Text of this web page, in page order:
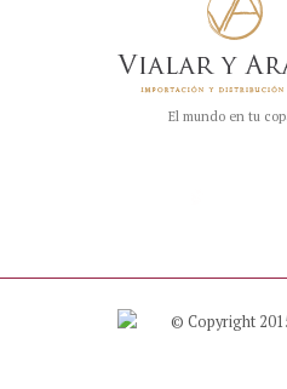
El mundo en tu
© Copyright